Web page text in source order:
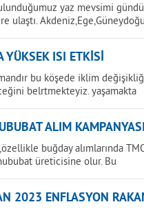
yaz mevsimi
ulaştı. Akdeniz,Ege,Güneydoğu
YÜKSEK ISI ETKİSİ
bu köşede iklim değişikliği
belrtmekteyiz. yaşamakta
ALIM KAMPANYASI
buğday alımlarında
üreticisine olur. Bu
2023 ENFLASYON